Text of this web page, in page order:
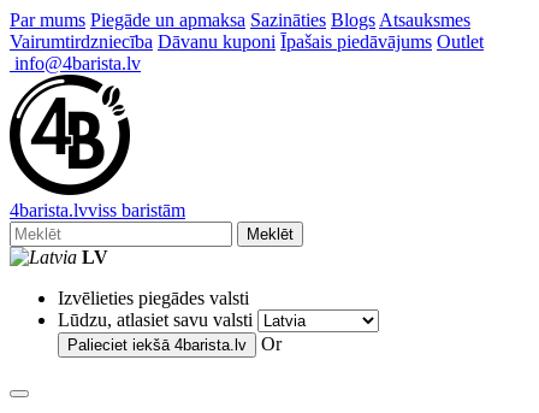
Par mums Piegāde un apmaksa Sazināties Blogs Atsauksmes
Vairumtirdzniecība Dāvanu kuponi Īpašais piedāvājums Outlet
info@4barista.lv
4barista.lvviss baristām
Meklēt
LV
Izvēlieties piegādes valsti
Lūdzu, atlasiet savu valsti
Palieciet iekšā 4barista.lv Or